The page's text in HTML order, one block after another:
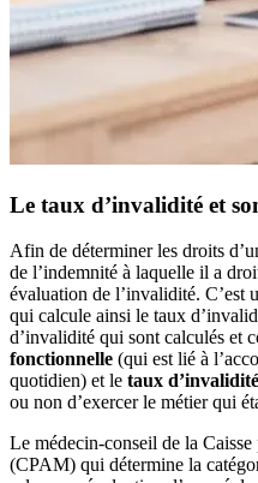
Le taux d’invalidité et
Afin de déterminer les droits
de l’indemnité à laquelle il a
évaluation de l’invalidité. C’est
qui calcule ainsi le taux
d’invalidité qui sont calculés et
fonctionnelle (qui est lié à
quotidien) et le taux
ou non d’exercer le métier qui
Le médecin-conseil de la
(CPAM) qui détermine la